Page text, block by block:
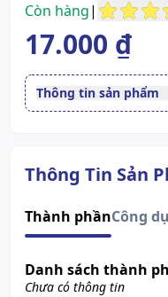
Còn hàng|
17.000 ₫
Thông tin sản phẩm
Nước sản xuất
Xuất xứ thương
hiệu
Thành phần chính
Xem giấy công bố
Thông Tin Sản
Thành phầnCông
Danh sách thành
Chưa có thông tin